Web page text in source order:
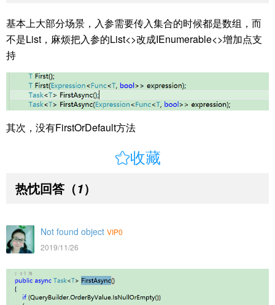
基本上大部分场景，入参需要传入集合的时候都是数组，而
不是List，麻烦把入参的List<>改成IEnumerable<>增加点支
持
其次，没有FirstOrDefault方法
收藏
热忱回答 （1）
Not found object VIP0
2019/11/26